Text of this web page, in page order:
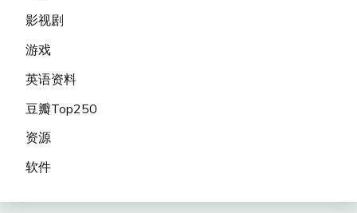
影视剧
游戏
英语资料
豆瓣Top250
资源
软件